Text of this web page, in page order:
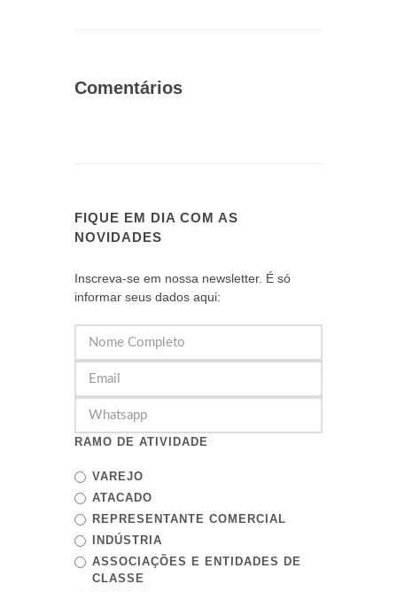
Comentários
FIQUE EM DIA COM AS
NOVIDADES
Inscreva-se em nossa newsletter. É só
informar seus dados aqui:
RAMO DE ATIVIDADE
VAREJO
ATACADO
REPRESENTANTE COMERCIAL
INDÚSTRIA
ASSOCIAÇÕES E ENTIDADES DE
CLASSE